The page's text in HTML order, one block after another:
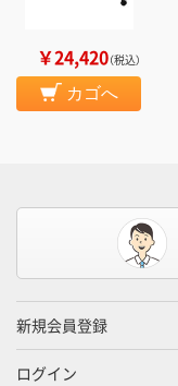
￥24,420（税込）
カゴへ
新規会員登録
ログイン